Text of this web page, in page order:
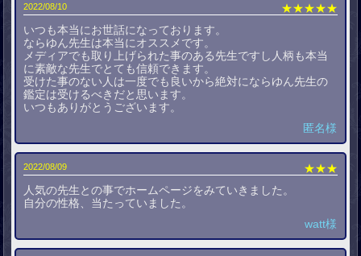
2022/08/10
★★★★★
いつも本当にお世話になっております。
ならゆん先生は本当にオススメです。
メディアでも取り上げられた事のある先生ですし人柄も本当
に素敵な先生でとても信頼できます。
受けた事のない人は一度でも良いから絶対にならゆん先生の
鑑定は受けるべきだと思います。
いつもありがとうございます。
匿名様
2022/08/09
★★★
人気の先生との事でホームページをみていきました。
自分の性格、当たっていました。
watt様